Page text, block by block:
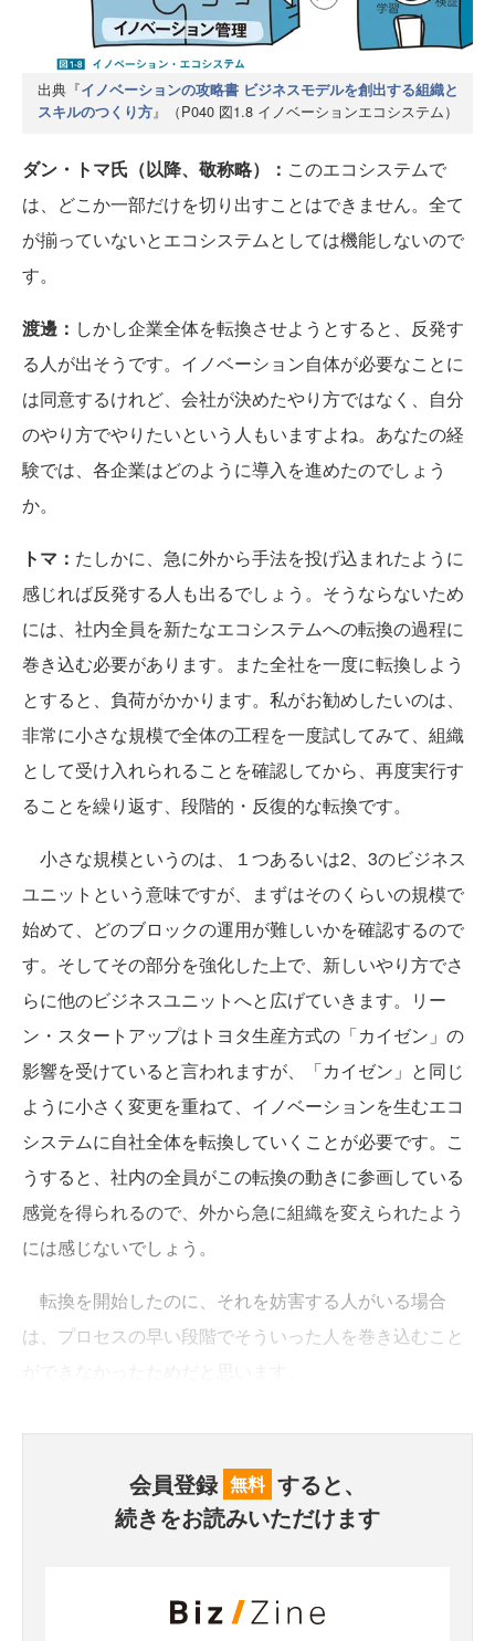
出典『イノベーションの攻略書 ビジネスモデルを創出する組織と
スキルのつくり方』（P040 図1.8 イノベーションエコシステム）
ダン・トマ氏（以降、敬称略）： このエコシステムで
は、どこか一部だけを切り出すことはできません。全て
が揃っていないとエコシステムとしては機能しないので
す。
渡邊： しかし企業全体を転換させようとすると、反発す
る人が出そうです。イノベーション自体が必要なことに
は同意するけれど、会社が決めたやり方ではなく、自分
のやり方でやりたいという人もいますよね。あなたの経
験では、各企業はどのように導入を進めたのでしょう
か。
トマ： たしかに、急に外から手法を投げ込まれたように
感じれば反発する人も出るでしょう。そうならないため
には、社内全員を新たなエコシステムへの転換の過程に
巻き込む必要があります。また全社を一度に転換しよう
とすると、負荷がかかります。私がお勧めしたいのは、
非常に小さな規模で全体の工程を一度試してみて、組織
として受け入れられることを確認してから、再度実行す
ることを繰り返す、段階的・反復的な転換です。
小さな規模というのは、１つあるいは2、3のビジネス
ユニットという意味ですが、まずはそのくらいの規模で
始めて、どのブロックの運用が難しいかを確認するので
す。そしてその部分を強化した上で、新しいやり方でさ
らに他のビジネスユニットへと広げていきます。リー
ン・スタートアップはトヨタ生産方式の「カイゼン」の
影響を受けていると言われますが、「カイゼン」と同じ
ように小さく変更を重ねて、イノベーションを生むエコ
システムに自社全体を転換していくことが必要です。こ
うすると、社内の全員がこの転換の動きに参画している
感覚を得られるので、外から急に組織を変えられたよう
には感じないでしょう。
転換を開始したのに、それを妨害する人がいる場合
は、プロセスの早い段階でそういった人を巻き込むこと
会員登録 無料 すると、
続きをお読みいただけます